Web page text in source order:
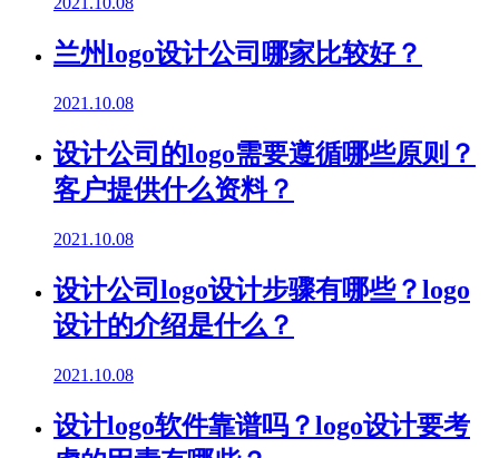
兰州logo设计公司哪家比较好？
2021.10.08
设计公司的logo需要遵循哪些原则？
客户提供什么资料？
2021.10.08
设计公司logo设计步骤有哪些？logo
设计的介绍是什么？
2021.10.08
设计logo软件靠谱吗？logo设计要考